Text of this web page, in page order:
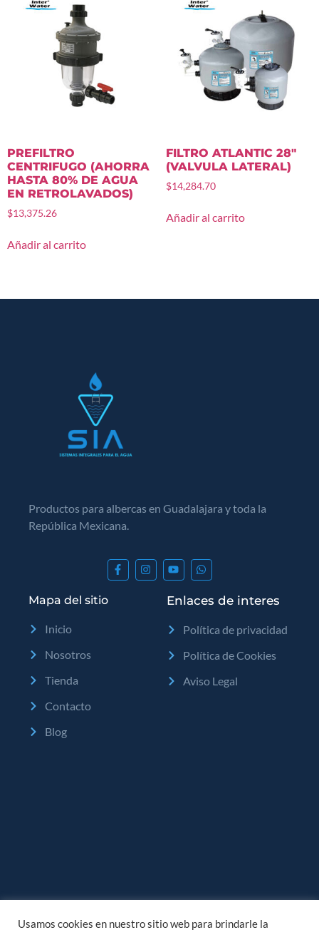
PREFILTRO
CENTRIFUGO (AHORRA
HASTA 80% DE AGUA
EN RETROLAVADOS)
$13,375.26
Añadir al carrito
FILTRO ATLANTIC 28″
(VALVULA LATERAL)
$14,284.70
Añadir al carrito
Productos para albercas en Guadalajara y toda la
República Mexicana.
Mapa del sitio
Inicio
Nosotros
Tienda
Contacto
Blog
Enlaces de interes
Política de privacidad
Política de Cookies
Aviso Legal
Usamos cookies en nuestro sitio web para brindarle la